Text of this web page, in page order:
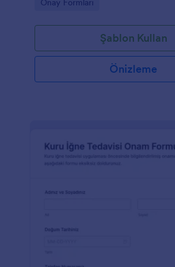
Onay Formları
Şablon Kullan
Önizleme